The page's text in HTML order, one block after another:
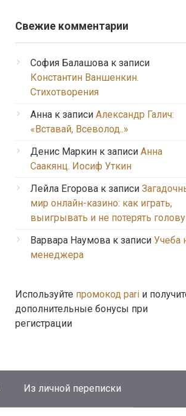
Свежие комментарии
София Балашова к записи
Константин Ваншенкин.
Стихотворения
Анна к записи Александр Галич:
«Вставай, Всеволод..»
Денис Маркин к записи Анна
Саакянц. Иосиф Уткин
Лейла Егорова к записи
мир онлайн-казино: как играть,
выигрывать и не потерять голову
Варвара Наумова к записи Учеба
менеджера
Используйте промокод pari и
дополнительные бонусы при
регистрации
Из личной переписки